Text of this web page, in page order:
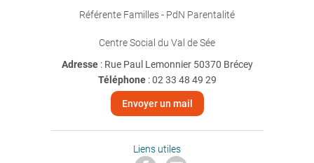
Référente Familles - PdN Parentalité
Centre Social du Val de Sée
Adresse : Rue Paul Lemonnier 50370 Brécey
Téléphone:02 33 48 49 29
Envoyer un mail
Liens utiles